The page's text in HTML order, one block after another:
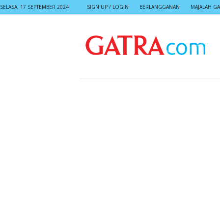
SELASA, 17 SEPTEMBER 2024 SIGN UP / LOGIN BERLANGGANAN MAJALAH